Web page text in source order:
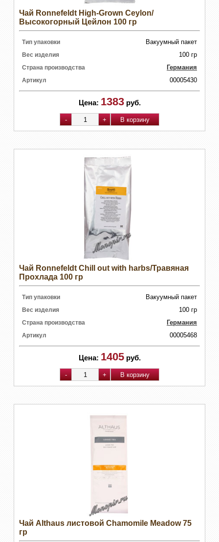
Чай Ronnefeldt High-Grown Ceylon/
Высокогорный Цейлон 100 гр
Тип упаковки Вакуумный пакет
Вес изделия 100 гр
Страна производства Германия
Артикул 00005430
Цена: 1383 руб.
Чай Ronnefeldt Chill out with harbs/Травяная
Прохлада 100 гр
Тип упаковки Вакуумный пакет
Вес изделия 100 гр
Страна производства Германия
Артикул 00005468
Цена: 1405 руб.
Чай Althaus листовой Chamomile Meadow 75
гр